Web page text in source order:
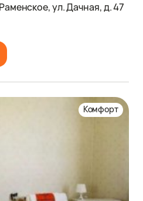
ул. Дачная, д. 47
Комфорт